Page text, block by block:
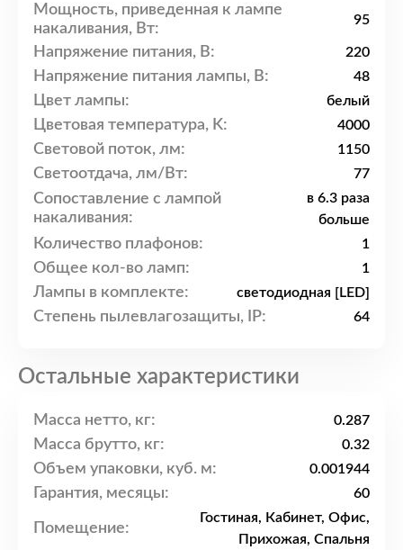
Мощность, приведенная к лампе
накаливания, Вт:
95
Напряжение питания, В: 220
Напряжение питания лампы, В: 48
Цвет лампы: белый
Цветовая температура, K: 4000
Световой поток, лм: 1150
Светоотдача, лм/Вт: 77
Сопоставление с лампой
накаливания:
в 6.3 раза
больше
Количество плафонов: 1
Общее кол-во ламп: 1
Лампы в комплекте: светодиодная [LED]
Степень пылевлагозащиты, IP: 64
Остальные характеристики
Масса нетто, кг: 0.287
Масса брутто, кг: 0.32
Объем упаковки, куб. м: 0.001944
Гарантия, месяцы: 60
Помещение:
Гостиная, Кабинет, Офис,
Прихожая, Спальня